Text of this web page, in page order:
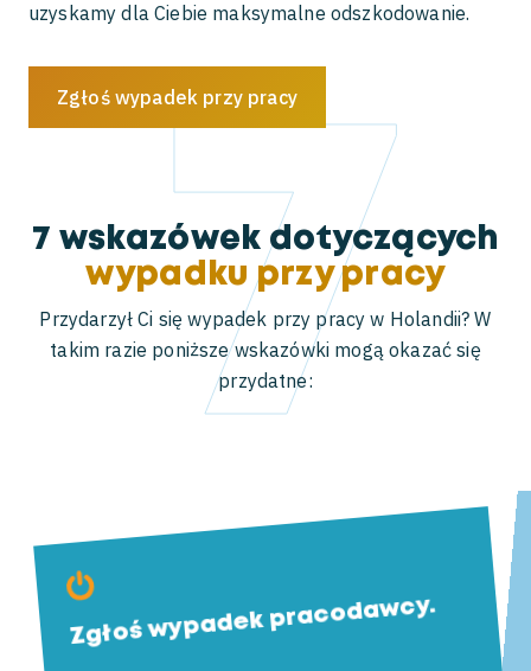
uzyskamy dla Ciebie maksymalne odszkodowanie.
Zgłoś wypadek przy pracy
7
7 wskazówek dotyczących
wypadku przy pracy
Przydarzył Ci się wypadek przy pracy w Holandii? W
takim razie poniższe wskazówki mogą okazać się
przydatne:
Zgłoś wypadek pracodawcy.